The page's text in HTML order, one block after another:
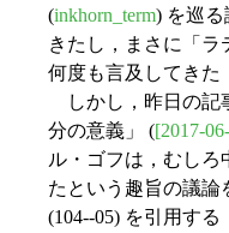
(inkhorn_term) を巡
きたし，まさに「ラ
何度も言及してきた
しかし，昨日の記
分の意義」 ([2017-
ル・ゴフは，むしろ
たという趣旨の議論
(104--05) を引用する